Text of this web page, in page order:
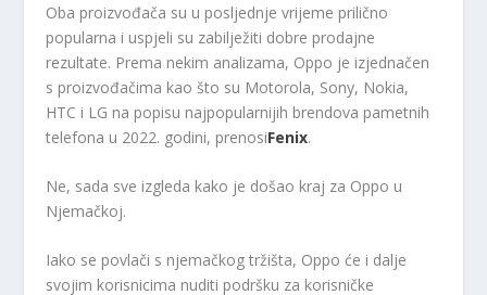
Oba proizvođača su u posljednje vrijeme prilično
popularna i uspjeli su zabilježiti dobre prodajne
rezultate. Prema nekim analizama, Oppo je izjednačen
s proizvođačima kao što su Motorola, Sony, Nokia,
HTC i LG na popisu najpopularnijih brendova pametnih
telefona u 2022. godini, prenosiFenix.
Ne, sada sve izgleda kako je došao kraj za Oppo u
Njemačkoj.
Iako se povlači s njemačkog tržišta, Oppo će i dalje
svojim korisnicima nuditi podršku za korisničke